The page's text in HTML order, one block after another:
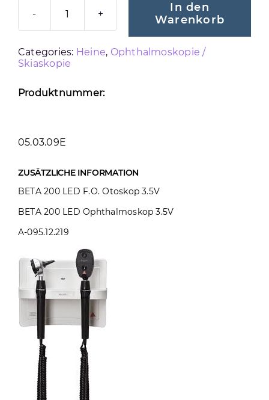
HEINE
200
DIAGNOSTIK
In den
Warenkorb
Categories: Heine, Ophthalmoskopie /
Skiaskopie
Produktnummer:
05.03.09E
ZUSÄTZLICHE INFORMATION
BETA 200 LED F.O. Otoskop 3.5V
BETA 200 LED Ophthalmoskop 3.5V
A-095.12.219